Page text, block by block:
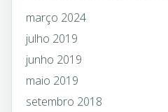
março 2024
julho 2019
junho 2019
maio 2019
setembro 2018